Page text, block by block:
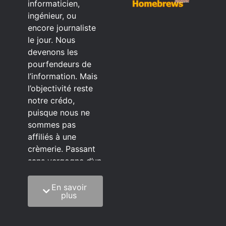
informaticien,
ingénieur, ou
encore journaliste
le jour. Nous
devenons les
pourfendeurs de
l’information. Mais
l’objectivité reste
notre crédo,
puisque nous ne
sommes pas
affiliés à une
crèmerie. Passant
sans vergogne d’un
C’est quoi notre
méthode?
En savoir
plus